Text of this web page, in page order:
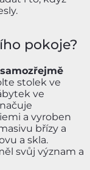
pokoje?
samozřejmě
stolek ve
ve
a vyroben
břízy a
a skla.
svůj význam a